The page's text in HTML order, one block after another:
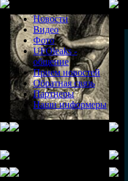
Новости
Видео
Фото
UFOleaks -
общение
Прием новостей
Обратная связь
Партнеры
Наши информеры